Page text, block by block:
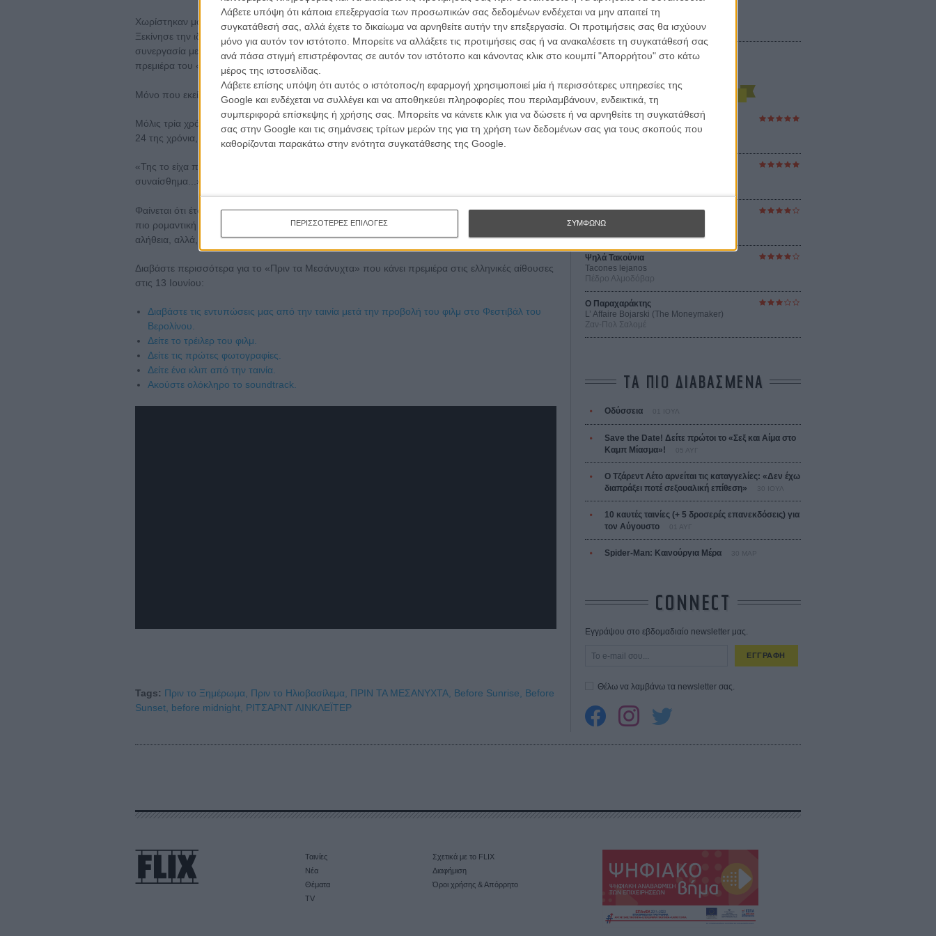
Λάβετε υπόψη ότι κάποια επεξεργασία των προσωπικών σας δεδομένων ενδέχεται να μην απαιτεί τη
συγκατάθεσή σας, αλλά έχετε το δικαίωμα να αρνηθείτε αυτήν την επεξεργασία. Οι προτιμήσεις σας θα ισχύουν
μόνο για αυτόν τον ιστότοπο. Μπορείτε να αλλάξετε τις προτιμήσεις σας ή να ανακαλέσετε τη συγκατάθεσή σας
ανά πάσα στιγμή επιστρέφοντας σε αυτόν τον ιστότοπο και κάνοντας κλικ στο κουμπί "Απορρήτου" στο κάτω
μέρος της ιστοσελίδας.
Λάβετε επίσης υπόψη ότι αυτός ο ιστότοπος/η εφαρμογή χρησιμοποιεί μία ή περισσότερες υπηρεσίες της
Google και ενδέχεται να συλλέγει και να αποθηκεύει πληροφορίες που περιλαμβάνουν, ενδεικτικά, τη
συμπεριφορά επίσκεψης ή χρήσης σας. Μπορείτε να κάνετε κλικ για να δώσετε ή να αρνηθείτε τη συγκατάθεσή
σας στην Google και τις σημάνσεις τρίτων μερών της για τη χρήση των δεδομένων σας για τους σκοπούς που
καθορίζονται παρακάτω στην ενότητα συγκατάθεσης της Google.
ΠΕΡΙΣΣΟΤΕΡΕΣ ΕΠΙΛΟΓΕΣ ΣΥΜΦΩΝΩ
Χωρίστηκαν μόλις ξημέρωσε, αλλά ο Λινκλέιτερ ομολογεί ότι δεν μπορούσε να την ξεχάσει.
Ξεκίνησε την ιδέα της ταινίας (η οποία εξελίχθηκε σεναριακά μέσα από τη δουλειά και τη
συνεργασία με τους νεαρούς ηθοποιούς του Ιθαν Χοκ και Ζιλί Ντελπί) και όταν παρουσίασε την
πρεμιέρα του «Before Sunrise», ήλπιζε ότι θα τη δει εκεί.
Μόνο που εκείνη δεν ήρθε.
Μόλις τρία χρόνια πριν έμαθε το γιατί: η Εϊμι Λίρχαπ είχε σκοτωθεί σε δυστύχημα με μηχανή στα
24 της χρόνια, στις 9 Μαΐου του 1994. Ενα μήνα πριν την πρεμιέρα.
«Της το είχα πει: "αυτό θα το κάνω ταινία". "Ποιο;" με είχε ρωτήσει. "Αυτό - αυτό το
συναίσθημα...»
Φαίνεται ότι έτσι προκύπτουν οι πιο δυνατές στιγμές στη ζωή ενός καλλιτέχνη. Ετσι προέκυψε η
πιο ρομαντική τριλογία της γενιάς μας. Πάτησε στο πραγματικό συναίσθημα, έκρυβε τη δική της
αλήθεια, αλλά, ειρωνικά, για άλλη μία φορά, η ζωή δεν είχε κανένα χάπι εντ.
Διαβάστε περισσότερα για το «Πριν τα Μεσάνυχτα» που κάνει πρεμιέρα στις ελληνικές αίθουσες
στις 13 Ιουνίου:
Διαβάστε τις εντυπώσεις μας από την ταινία μετά την προβολή του φιλμ στο Φεστιβάλ του
Βερολίνου.
Δείτε το τρέιλερ του φιλμ.
Δείτε τις πρώτες φωτογραφίες.
Δείτε ένα κλιπ από την ταινία.
Ακούστε ολόκληρο το soundtrack.
Tags: Πριν το Ξημέρωμα, Πριν το Ηλιοβασίλεμα, ΠΡΙΝ ΤΑ ΜΕΣΑΝΥΧΤΑ, Before Sunrise,
Before
Sunset, before midnight, ΡΙΤΣΑΡΝΤ ΛΙΝΚΛΕΪΤΕΡ
Οι Αρμονίες Βερκμάιστερ
Werckmeister Harmonies
Οδύσσεια
The Odyssey
Ψηλά Τακούνια
Tacones lejanos
Πέδρο Αλμοδόβαρ
Ο Παραχαράκτης
L’ Affaire Bojarski (The Moneymaker)
Ζαν-Πολ Σαλομέ
ΤΑ ΠΙΟ ΔΙΑΒΑΣΜΕΝΑ
Οδύσσεια
Save the Date! Δείτε πρώτοι το «Σεξ και Αίμα στο
Καμπ Μίασμα»!
Ο Τζάρεντ Λέτο αρνείται τις καταγγελίες: «Δεν έχω
διαπράξει ποτέ σεξουαλική επίθεση»
10 καυτές ταινίες (+ 5 δροσερές επανεκδόσεις) για
τον Αύγουστο
Spider-Man: Καινούργια Μέρα 30 ΜΑΡ
CONNECT
Εγγράψου στο εβδομαδιαίο newsletter μας.
ΕΓΓΡΑΦΗ
Θέλω να λαμβάνω τα newsletter σας.
Ταινίες
Νέα
Θέματα
TV
Σχετικά με το FLIX
Διαφήμιση
Όροι χρήσης & Απόρρητο